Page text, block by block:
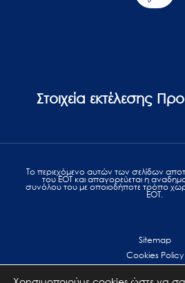
Στοιχεία εκτέλεσης
Το περιεχόμενο αυτών των σελίδων
του ΕΟΤ και απαγορεύεται η
συνόλου του με οποιοδήποτε τρόπο
ΕΟΤ.
Sitemap
Cookies Policy